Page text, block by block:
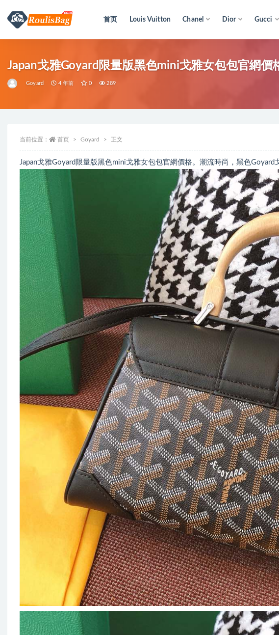
首页 Louis Vuitton Chanel Dior Gucci
Japan戈雅Goyard限量版黑色mini戈雅女包包官網價
Goyard 4 年前 0 289
当前位置： 首页 Goyard 正文
Japan戈雅Goyard限量版黑色mini戈雅女包包官網價格。潮流時尚，黑色Goyard